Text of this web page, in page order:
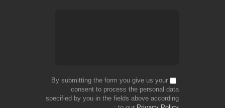
By submitting the form you give us your
consent to process the personal data
specified by you in the fields above according